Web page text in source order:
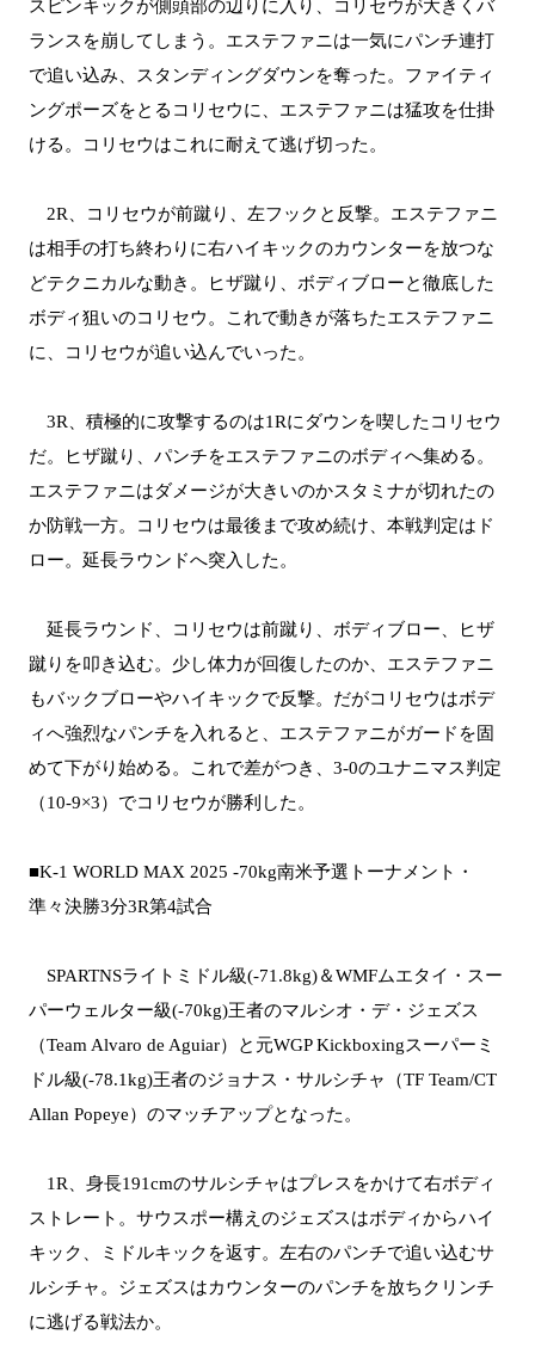
スピンキックが側頭部の辺りに入り、コリセウが大きくバ
ランスを崩してしまう。エステファニは一気にパンチ連打
で追い込み、スタンディングダウンを奪った。ファイティ
ングポーズをとるコリセウに、エステファニは猛攻を仕掛
ける。コリセウはこれに耐えて逃げ切った。
2R、コリセウが前蹴り、左フックと反撃。エステファニ
は相手の打ち終わりに右ハイキックのカウンターを放つな
どテクニカルな動き。ヒザ蹴り、ボディブローと徹底した
ボディ狙いのコリセウ。これで動きが落ちたエステファニ
に、コリセウが追い込んでいった。
3R、積極的に攻撃するのは1Rにダウンを喫したコリセウ
だ。ヒザ蹴り、パンチをエステファニのボディへ集める。
エステファニはダメージが大きいのかスタミナが切れたの
か防戦一方。コリセウは最後まで攻め続け、本戦判定はド
ロー。延長ラウンドへ突入した。
延長ラウンド、コリセウは前蹴り、ボディブロー、ヒザ
蹴りを叩き込む。少し体力が回復したのか、エステファニ
もバックブローやハイキックで反撃。だがコリセウはボデ
ィへ強烈なパンチを入れると、エステファニがガードを固
めて下がり始める。これで差がつき、3-0のユナニマス判定
（10-9×3）でコリセウが勝利した。
■K-1 WORLD MAX 2025 -70kg南米予選トーナメント・
準々決勝3分3R第4試合
SPARTNSライトミドル級(-71.8kg)＆WMFムエタイ・スー
パーウェルター級(-70kg)王者のマルシオ・デ・ジェズス
（Team Alvaro de Aguiar）と元WGP Kickboxingスーパーミ
ドル級(-78.1kg)王者のジョナス・サルシチャ（TF Team/CT
Allan Popeye）のマッチアップとなった。
1R、身長191cmのサルシチャはプレスをかけて右ボディ
ストレート。サウスポー構えのジェズスはボディからハイ
キック、ミドルキックを返す。左右のパンチで追い込むサ
ルシチャ。ジェズスはカウンターのパンチを放ちクリンチ
に逃げる戦法か。